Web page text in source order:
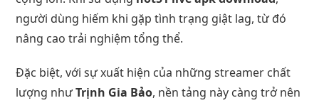
người dùng hiếm khi gặp tình trạng giật lag, từ đó
nâng cao trải nghiệm tổng thể.
Đặc biệt, với sự xuất hiện của những streamer chất
lượng nhưTrịnh Gia Bảo, nền tảng này càng trở nên